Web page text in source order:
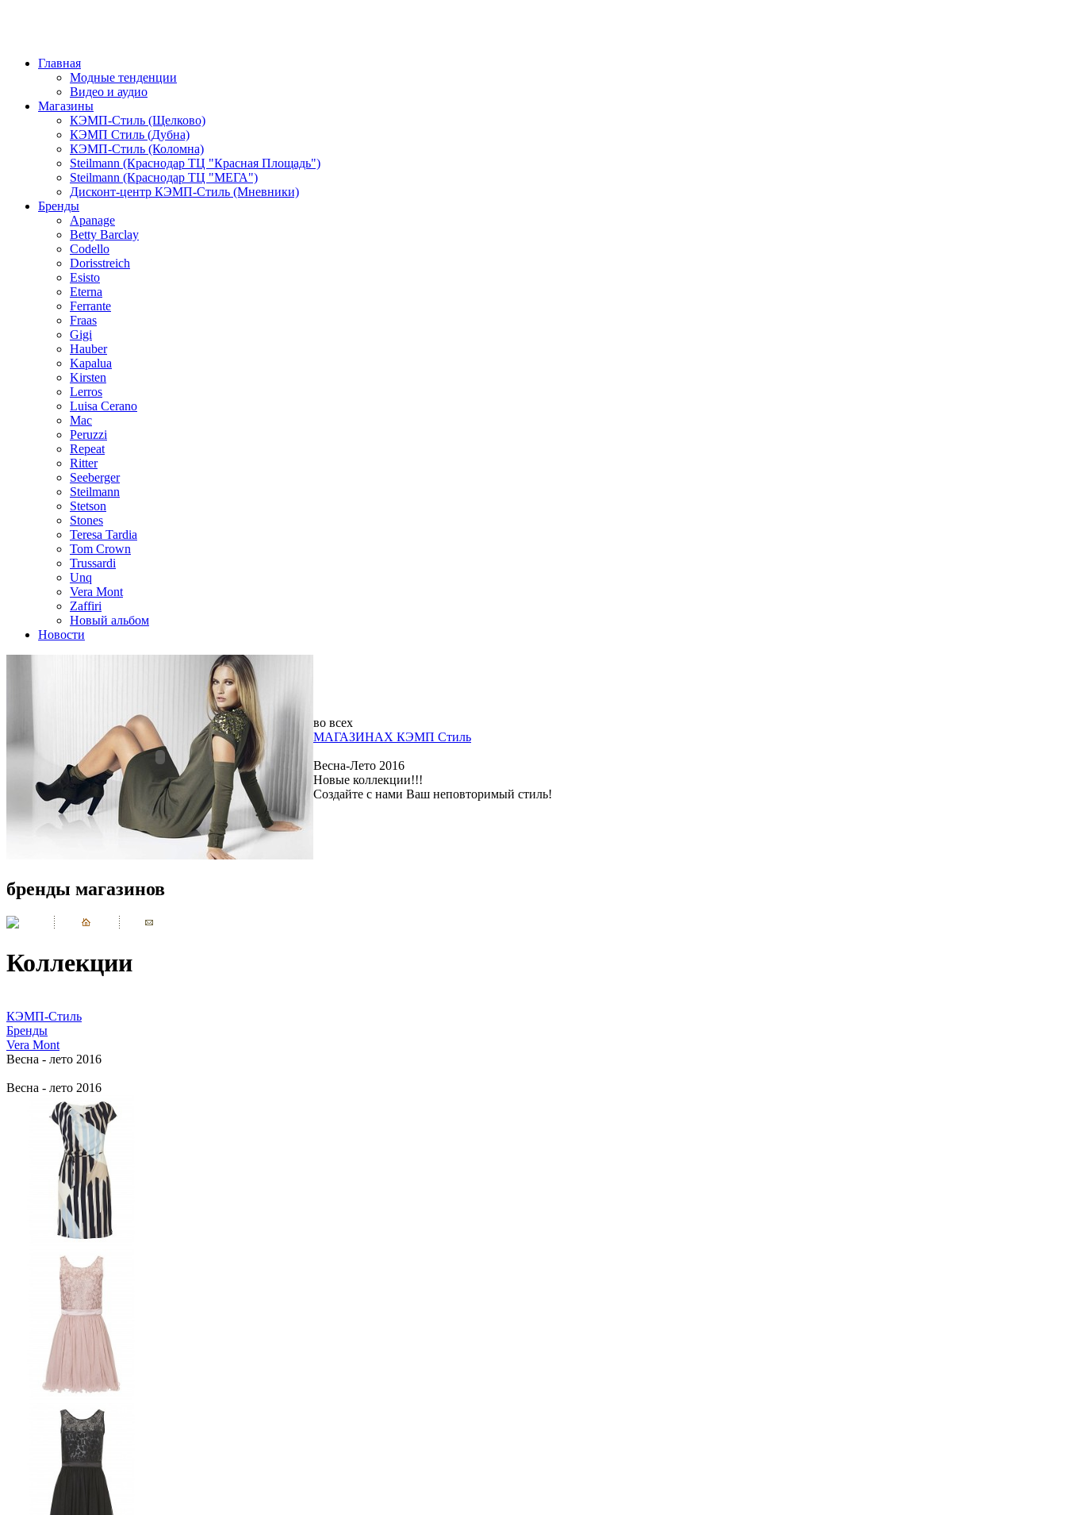
Главная
Модные тенденции
Видео и аудио
Магазины
КЭМП-Стиль (Щелково)
КЭМП Стиль (Дубна)
КЭМП-Стиль (Коломна)
Steilmann (Краснодар ТЦ "Красная Площадь")
Steilmann (Краснодар ТЦ "МЕГА")
Дисконт-центр КЭМП-Стиль (Мневники)
Бренды
Apanage
Betty Barclay
Codello
Dorisstreich
Esisto
Eterna
Ferrante
Fraas
Gigi
Hauber
Kapalua
Kirsten
Lerros
Luisa Cerano
Mac
Peruzzi
Repeat
Ritter
Seeberger
Steilmann
Stetson
Stones
Teresa Tardia
Tom Crown
Trussardi
Unq
Vera Mont
Zaffiri
Новый альбом
Новости
во всех
МАГАЗИНАХ КЭМП Стиль
Весна-Лето 2016
Новые коллекции!!!
Создайте с нами Ваш неповторимый стиль!
бренды магазинов
Коллекции
КЭМП-Стиль
Бренды
Vera Mont
Весна - лето 2016
Весна - лето 2016